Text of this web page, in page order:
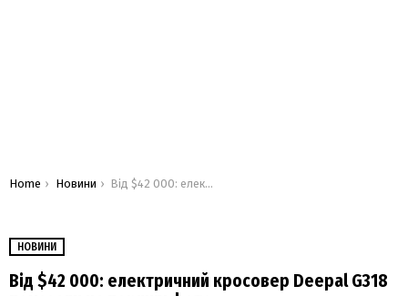
You are here:
Home Новини Від $42 000: електричний кросовер Deepal G318 показали на перших фото
НОВИНИ
Від $42 000: електричний кросовер Deepal G318